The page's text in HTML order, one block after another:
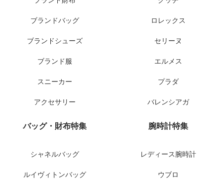
ブランドバッグ
ブランドシューズ
ブランド服
スニーカー
アクセサリー
ロレックス
セリーヌ
エルメス
プラダ
バレンシアガ
バッグ・財布特集
シャネルバッグ
ルイヴィトンバッグ
腕時計特集
レディース腕時計
ウブロ